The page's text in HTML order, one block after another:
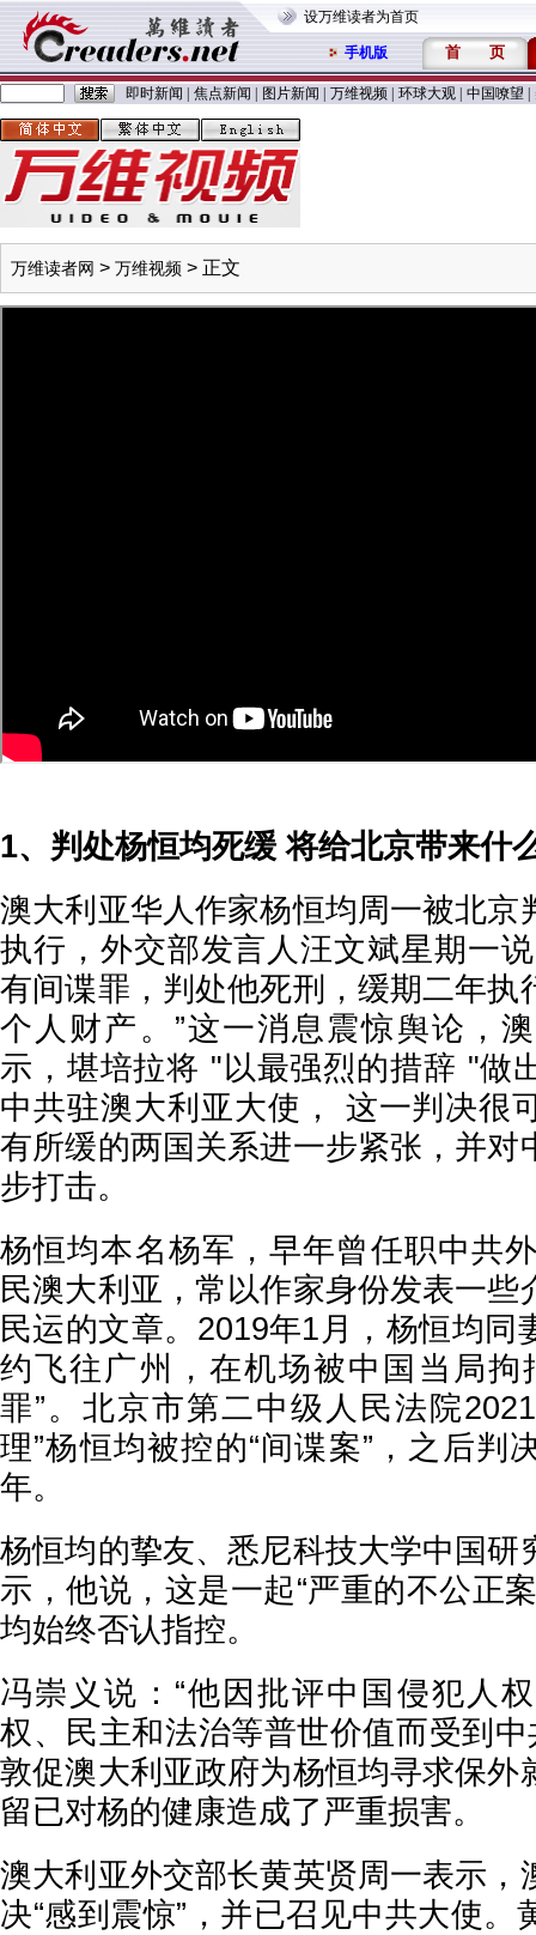
设万维读者为首页
手机版 首 页
即时新闻 焦点新闻 图片新闻 万维视频 环球大观 中国嘹望
万维读者网 > 万维视频 > 正文
1、判处杨恒均死缓 将给北京带来什
澳大利亚华人作家杨恒均周一被北京
执行，外交部发言人汪文斌星期一
有间谍罪，判处他死刑，缓期二年执
个人财产。”这一消息震惊舆论，
示，堪培拉将 "以最强烈的措辞 "做
中共驻澳大利亚大使， 这一判决很
有所缓的两国关系进一步紧张，并对
步打击。
杨恒均本名杨军，早年曾任职中共
民澳大利亚，常以作家身份发表一些
民运的文章。2019年1月，杨恒均同
约飞往广州，在机场被中国当局拘
罪”。北京市第二中级人民法院
理”杨恒均被控的“间谍案”，之后判
年。
杨恒均的挚友、悉尼科技大学中国研
示，他说，这是一起“严重的不公正
均始终否认指控。
冯崇义说：“他因批评中国侵犯人
权、民主和法治等普世价值而受到
敦促澳大利亚政府为杨恒均寻求保外
留已对杨的健康造成了严重损害。
澳大利亚外交部长黄英贤周一表示，
决“感到震惊”，并已召见中共大使。